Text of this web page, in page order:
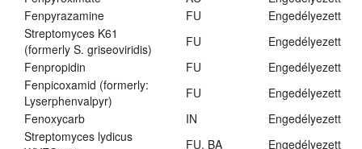
Fenpyrazamine
FU
Engedélyezett
Streptomyces K61
(formerly S. griseoviridis)
FU
Engedélyezett
Fenpropidin
FU
Engedélyezett
Fenpicoxamid (formerly:
Lyserphenvalpyr)
FU
Engedélyezett
Fenoxycarb
IN
Engedélyezett
Streptomyces lydicus
FU, BA
Engedélyezett